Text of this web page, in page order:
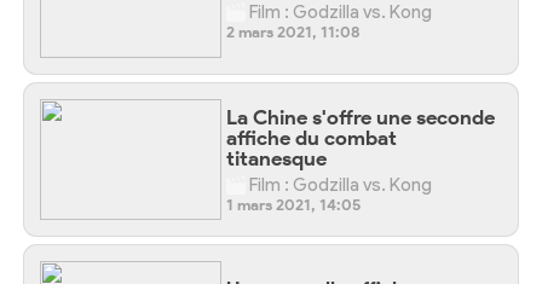
Film : Godzilla vs. Kong
2 mars 2021, 11:08
La Chine s'offre une seconde
affiche du combat
titanesque
Film : Godzilla vs. Kong
1 mars 2021, 14:05